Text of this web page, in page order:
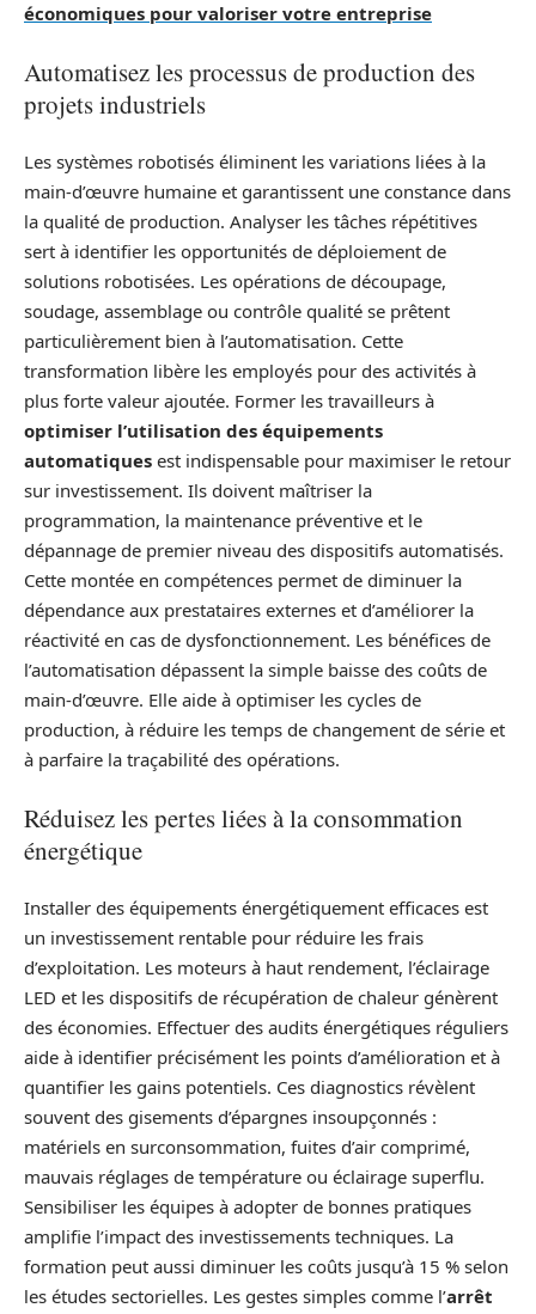
économiques pour valoriser votre entreprise
Automatisez les processus de production des
projets industriels
Les systèmes robotisés éliminent les variations liées à la
main-d’œuvre humaine et garantissent une constance dans
la qualité de production. Analyser les tâches répétitives
sert à identifier les opportunités de déploiement de
solutions robotisées. Les opérations de découpage,
soudage, assemblage ou contrôle qualité se prêtent
particulièrement bien à l’automatisation. Cette
transformation libère les employés pour des activités à
plus forte valeur ajoutée. Former les travailleurs à
optimiser l’utilisation des équipements
automatiques est indispensable pour maximiser le retour
sur investissement. Ils doivent maîtriser la
programmation, la maintenance préventive et le
dépannage de premier niveau des dispositifs automatisés.
Cette montée en compétences permet de diminuer la
dépendance aux prestataires externes et d’améliorer la
réactivité en cas de dysfonctionnement. Les bénéfices de
l’automatisation dépassent la simple baisse des coûts de
main-d’œuvre. Elle aide à optimiser les cycles de
production, à réduire les temps de changement de série et
à parfaire la traçabilité des opérations.
Réduisez les pertes liées à la consommation
énergétique
Installer des équipements énergétiquement efficaces est
un investissement rentable pour réduire les frais
d’exploitation. Les moteurs à haut rendement, l’éclairage
LED et les dispositifs de récupération de chaleur génèrent
des économies. Effectuer des audits énergétiques réguliers
aide à identifier précisément les points d’amélioration et à
quantifier les gains potentiels. Ces diagnostics révèlent
souvent des gisements d’épargnes insoupçonnés :
matériels en surconsommation, fuites d’air comprimé,
mauvais réglages de température ou éclairage superflu.
Sensibiliser les équipes à adopter de bonnes pratiques
amplifie l’impact des investissements techniques. La
formation peut aussi diminuer les coûts jusqu’à 15 % selon
les études sectorielles. Les gestes simples comme l’arrêt